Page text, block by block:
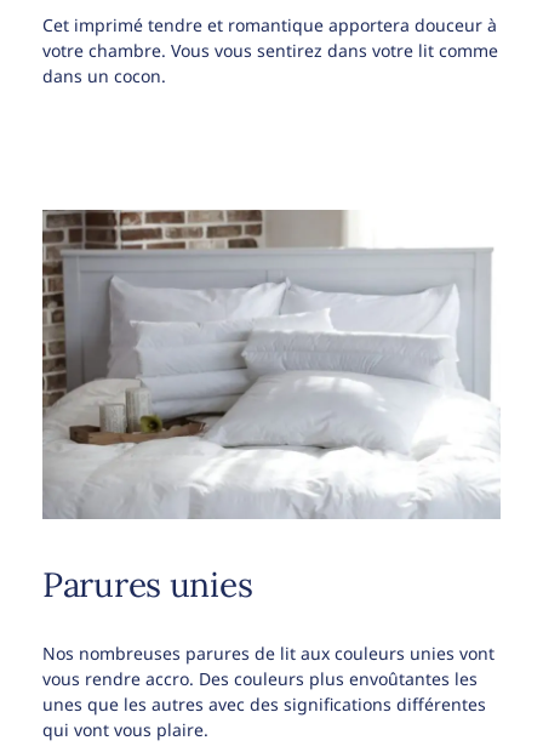
Cet imprimé tendre et romantique apportera douceur à
votre chambre. Vous vous sentirez dans votre lit comme
dans un cocon.
Parures unies
Nos nombreuses parures de lit aux couleurs unies vont
vous rendre accro. Des couleurs plus envoûtantes les
unes que les autres avec des significations différentes
qui vont vous plaire.